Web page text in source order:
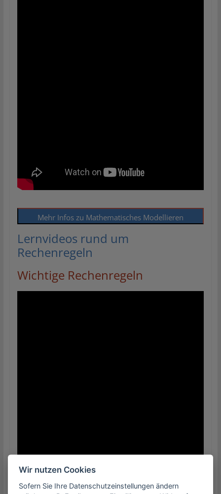
Mehr Infos zu Mathematisches Modellieren
Lernvideos rund um
Rechenregeln
Wichtige Rechenregeln
Wir nutzen Cookies
Sofern Sie Ihre Datenschutzeinstellungen ändern